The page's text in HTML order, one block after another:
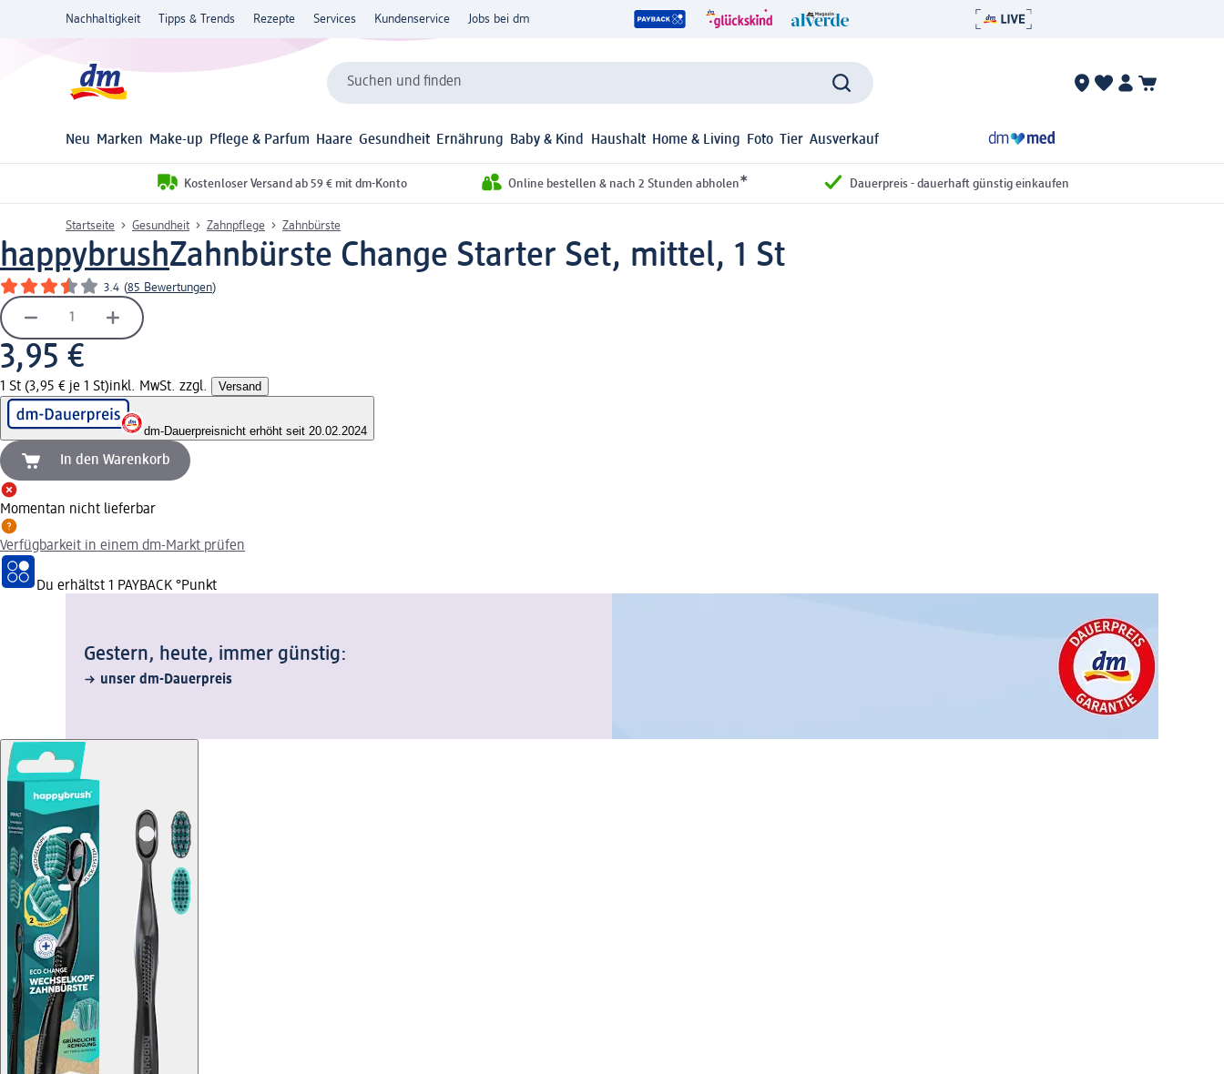
Nachhaltigkeit Tipps & Trends Rezepte Services Kundenservice Jobs bei dm
Suchen und finden
Neu Marken Make-up Pflege & Parfum Haare Gesundheit Ernährung Baby & Kind Haushalt Home & Living Foto Tier Ausverkauf
Kostenloser Versand ab 59 € mit dm-Konto Online bestellen & nach 2 Stunden abholen* Dauerpreis - dauerhaft günstig einkaufen
Startseite Gesundheit Zahnpflege Zahnbürste
happybrushZahnbürste Change Starter Set, mittel, 1 St
3.4 (85 Bewertungen)
3,95 €
1 St (3,95 € je 1 St)inkl. MwSt. zzgl. Versand
dm-Dauerpreisnicht erhöht seit 20.02.2024
In den Warenkorb
Momentan nicht lieferbar
Verfügbarkeit in einem dm-Markt prüfen
Du erhältst 1 PAYBACK °Punkt
Gestern, heute, immer günstig:
unser dm-Dauerpreis